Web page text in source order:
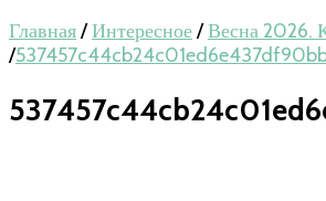
Главная/Интересное/Весна 2026.
/